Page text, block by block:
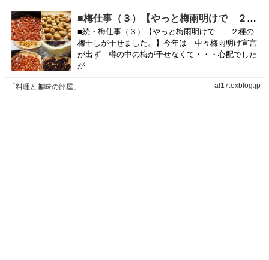
■梅仕事（３）【やっと梅雨明けで ２種の梅干しが干せました。】 | 「料理と趣味の部屋」
■続・梅仕事（３）【やっと梅雨明けで ２種の
梅干しが干せました。】今年は 中々梅雨明け宣言
が出ず 樽の中の梅が干せなくて・・・心配でした
が...
「料理と趣味の部屋」 al17.exblog.jp